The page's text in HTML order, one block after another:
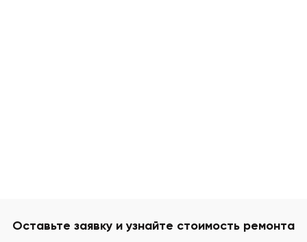
Оставьте заявку и узнайте стоимость ремонта